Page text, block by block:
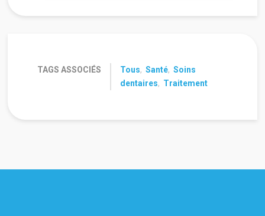
TAGS ASSOCIÉS Tous, Santé, Soins
dentaires, Traitement